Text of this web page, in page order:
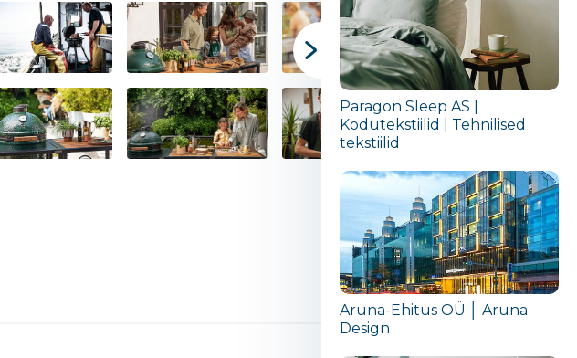
Paragon Sleep AS |
Kodutekstiilid | Tehnilised
tekstiilid
Aruna-Ehitus OÜ │ Aruna
Design